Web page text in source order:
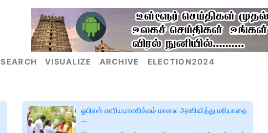
SEARCH VISUALIZE ARCHIVE ELECTION2024
ஓபிஎஸ் காரியமாணிக்கம் மாலை அணிவித்து மரியாதை
…